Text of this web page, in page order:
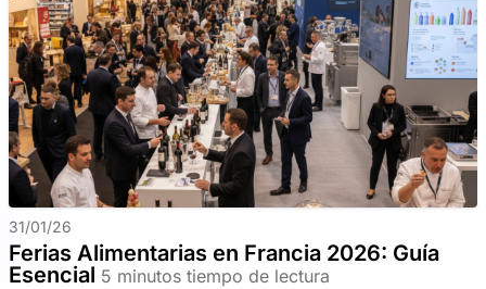
31/01/26
Ferias Alimentarias en Francia 2026: Guía
Esencial 5 minutos tiempo de lectura